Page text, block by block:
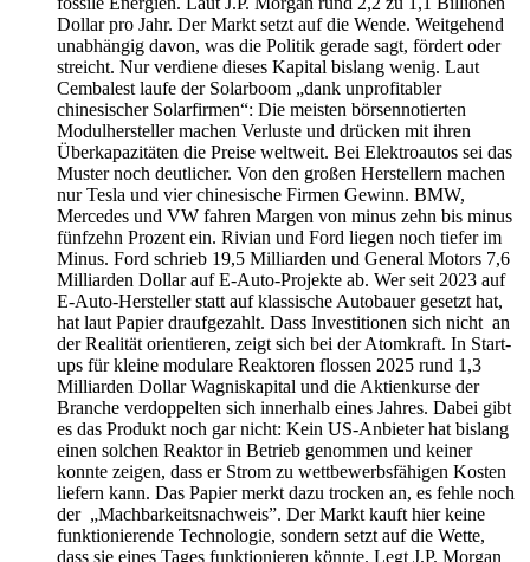
Dollar pro Jahr. Der Markt setzt auf die Wende. Weitgehend
unabhängig davon, was die Politik gerade sagt, fördert oder
streicht. Nur verdiene dieses Kapital bislang wenig. Laut
Cembalest laufe der Solarboom „dank unprofitabler
chinesischer Solarfirmen“: Die meisten börsennotierten
Modulhersteller machen Verluste und drücken mit ihren
Überkapazitäten die Preise weltweit. Bei Elektroautos sei das
Muster noch deutlicher. Von den großen Herstellern machen
nur Tesla und vier chinesische Firmen Gewinn. BMW,
Mercedes und VW fahren Margen von minus zehn bis minus
fünfzehn Prozent ein. Rivian und Ford liegen noch tiefer im
Minus. Ford schrieb 19,5 Milliarden und General Motors 7,6
Milliarden Dollar auf E-Auto-Projekte ab. Wer seit 2023 auf
E-Auto-Hersteller statt auf klassische Autobauer gesetzt hat,
hat laut Papier draufgezahlt. Dass Investitionen sich nicht an
der Realität orientieren, zeigt sich bei der Atomkraft. In Start-
ups für kleine modulare Reaktoren flossen 2025 rund 1,3
Milliarden Dollar Wagniskapital und die Aktienkurse der
Branche verdoppelten sich innerhalb eines Jahres. Dabei gibt
es das Produkt noch gar nicht: Kein US-Anbieter hat bislang
einen solchen Reaktor in Betrieb genommen und keiner
konnte zeigen, dass er Strom zu wettbewerbsfähigen Kosten
liefern kann. Das Papier merkt dazu trocken an, es fehle noch
der „Machbarkeitsnachweis”. Der Markt kauft hier keine
funktionierende Technologie, sondern setzt auf die Wette,
dass sie eines Tages funktionieren könnte. Legt J.P. Morgan